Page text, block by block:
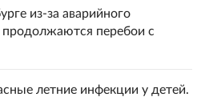
из-за аварийного
перебои с
летние инфекции у детей.